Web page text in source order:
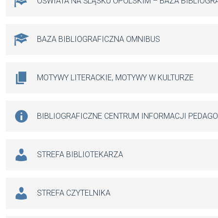
BAZA BIBLIOGRAFICZNA OMNIBUS
MOTYWY LITERACKIE, MOTYWY W KULTURZE
BIBLIOGRAFICZNE CENTRUM INFORMACJI
STREFA BIBLIOTEKARZA
STREFA CZYTELNIKA